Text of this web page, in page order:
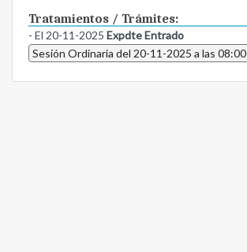
Tratamientos / Trámites:
- El 20-11-2025 Expdte Entrado
Sesión Ordinaria del 20-11-2025 a las 08:00